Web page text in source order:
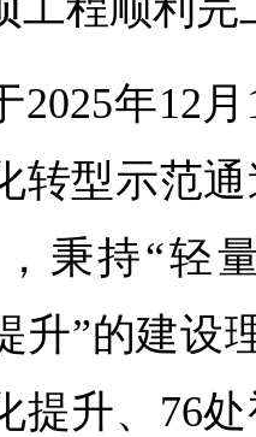
2025年12
转型示范
秉持“轻
升”的建设
提升、76